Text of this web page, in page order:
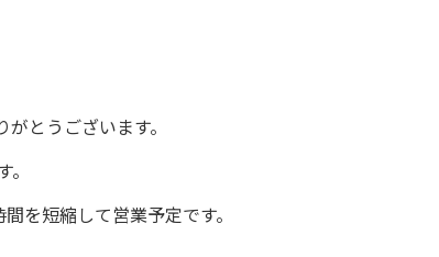
とうございます。
を短縮して営業予定です。